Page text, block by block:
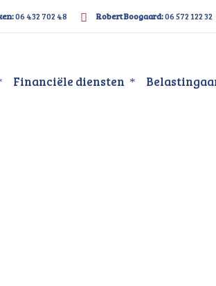
06 432 702 48 Robert Boogaard:06 572 122 32
Financiële diensten